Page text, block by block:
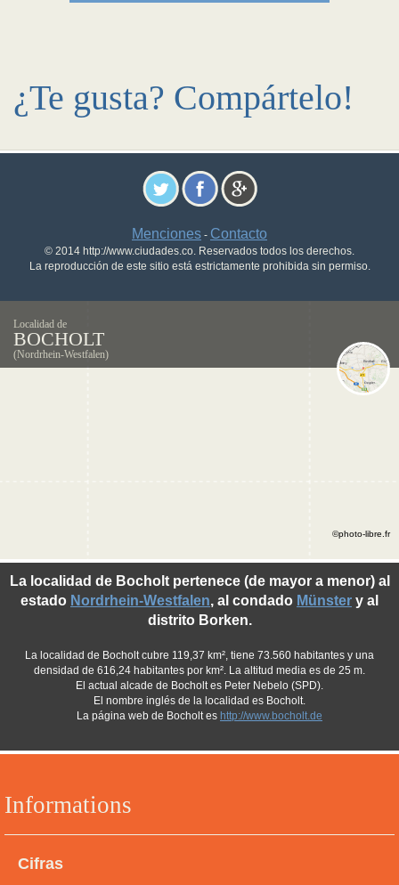
¿Te gusta? Compártelo!
Menciones - Contacto
© 2014 http://www.ciudades.co. Reservados todos los derechos.
La reproducción de este sitio está estrictamente prohibida sin permiso.
Localidad de
BOCHOLT
(Nordrhein-Westfalen)
Informations
Cifras
La localidad de Bocholt pertenece (de mayor a menor) al
estado Nordrhein-Westfalen, al condado Münster y al
distrito Borken.
La localidad de Bocholt cubre 119,37 km², tiene 73.560 habitantes y una
densidad de 616,24 habitantes por km². La altitud media es de 25 m.
El actual alcade de Bocholt es Peter Nebelo (SPD).
El nombre inglés de la localidad es Bocholt.
La página web de Bocholt es http://www.bocholt.de
©photo-libre.fr